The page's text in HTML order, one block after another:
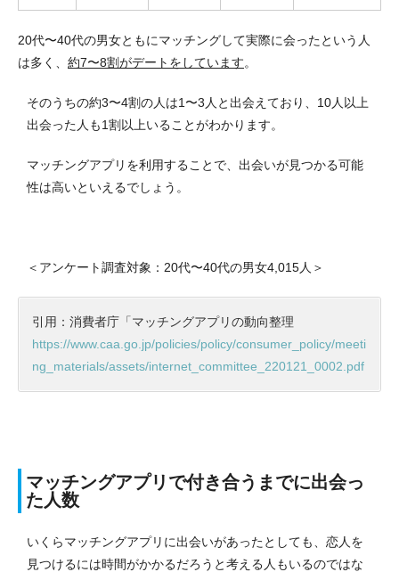
20代〜40代の男女ともにマッチングして実際に会ったという人
は多く、 約7〜8割がデートをしています。
そのうちの約3〜4割の人は1〜3人と出会えており、10人以上
出会った人も1割以上いることがわかります。
マッチングアプリを利用することで、出会いが見つかる可能
性は高いといえるでしょう。
＜アンケート調査対象：20代〜40代の男女4,015人＞
引用：消費者庁「マッチングアプリの動向整理
https://www.caa.go.jp/policies/policy/consumer_policy/meeti
ng_materials/assets/internet_committee_220121_0002.pdf
マッチングアプリで付き合うまでに出会っ
た人数
いくらマッチングアプリに出会いがあったとしても、恋人を
見つけるには時間がかかるだろうと考える人もいるのではな